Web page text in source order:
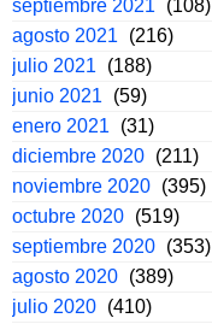
septiembre 2021
(108)
agosto 2021
(216)
julio 2021
(188)
junio 2021
(59)
enero 2021
(31)
diciembre 2020 (211)
noviembre 2020 (395)
octubre 2020 (519)
septiembre 2020 (353)
agosto 2020 (389)
julio 2020 (410)